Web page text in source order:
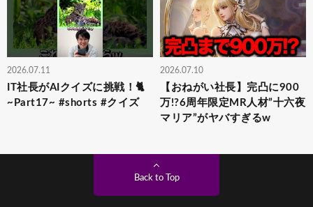
2026.07.11
IT社長がAIクイズに挑戦！🐈
~Part17~ #shorts #クイズ
2026.07.10
【おねがい社長】完凸に900
万!?6周年限定MR人材”十六夜
マリア”がヤバすぎるw
Back to Top